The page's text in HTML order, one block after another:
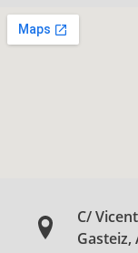
C/
Gasteiz,